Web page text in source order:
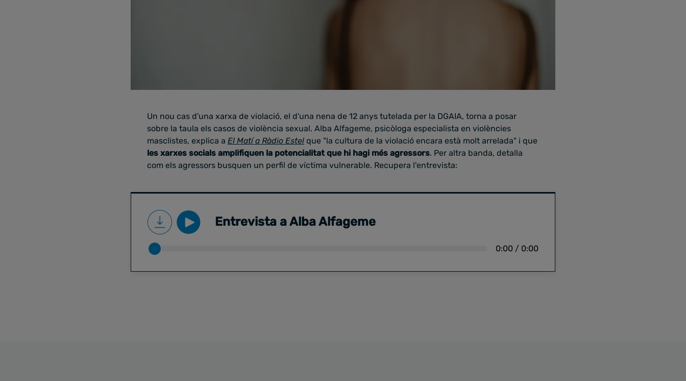
Un nou cas d'una xarxa de violació, el d'una nena de 12 anys tutelada per la DGAIA, torna a posar
sobre la taula els casos de violència sexual. Alba Alfageme, psicòloga especialista en violències
masclistes, explica a El Matí a Ràdio Estel que "la cultura de la violació encara està molt arrelada" i que
les xarxes socials amplifiquen la potencialitat que hi hagi més agressors. Per altra banda, detalla
com els agressors busquen un perfil de víctima vulnerable. Recupera l'entrevista:
Entrevista a Alba Alfageme
0:00 / 0:00